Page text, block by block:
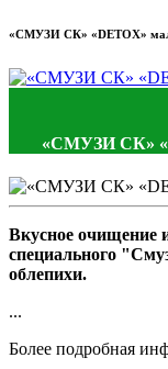
«СМУЗИ СК» «DETOX»
«СМУЗИ СК»
Вкусное очищение
специального
облепихи.
...
Более подробная